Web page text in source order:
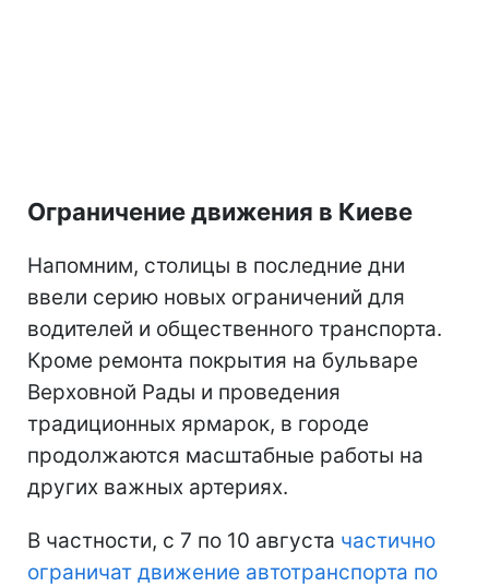
Ограничение движения в Киеве
Напомним, столицы в последние дни
ввели серию новых ограничений для
водителей и общественного транспорта.
Кроме ремонта покрытия на бульваре
Верховной Рады и проведения
традиционных ярмарок, в городе
продолжаются масштабные работы на
других важных артериях.
В частности, с 7 по 10 августа частично
ограничат движение автотранспорта по